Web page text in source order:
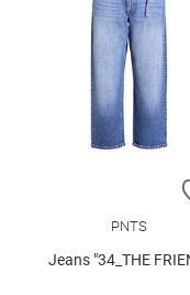
PNTS
Jeans "34_THE